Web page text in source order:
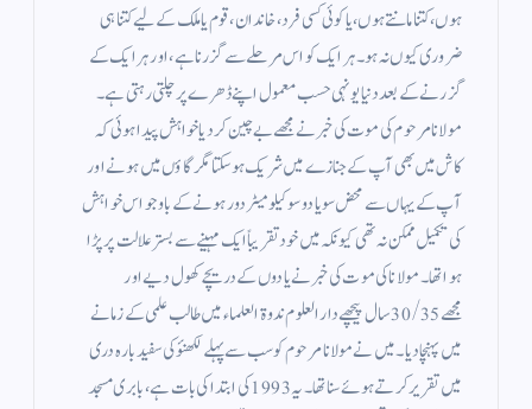
ہوں، کتنا مانتے ہوں، یا کوئی کسی فرد، خاندان، قوم یا ملک کے لیے کتنا ہی
ضروری کیوں نہ ہو۔ ہر ایک کو اس مرحلے سے گزرنا ہے، اور ہر ایک کے
گزرنے کے بعد دنیا یونہی حسب معمول اپنے ڈھرے پر چلتی رہتی ہے۔
مولانا مرحوم کی موت کی خبر نے مجھے بے چین کر دیا خواہش پیدا ہوئی کہ
کاش میں بھی آپ کے جنازے میں شریک ہو سکتا مگر گاؤں میں ہونے اور
آپ کے یہاں سے محض سو یا دو سو کیلو میٹر دور ہونے کے باوجو اس خواہش
کی تکمیل ممکن نہ تھی کیونکہ میں خود تقریباً ایک مہینے سے بستر علالت پر پڑا
ہوا تھا۔ مولانا کی موت کی خبر نے یادوں کے دریچے کھول دیے اور
مجھے 30/35 سال پیچھے دار العلوم ندوۃ العلماء میں طالب علمی کے زمانے
میں پہنچا دیا۔ میں نے مولانا مرحوم کو سب سے پہلے لکھنؤ کی سفید بارہ دری
میں تقریر کرتے ہوئے سنا تھا۔ یہ 1993 کی ابتدا کی بات ہے، بابری مسجد